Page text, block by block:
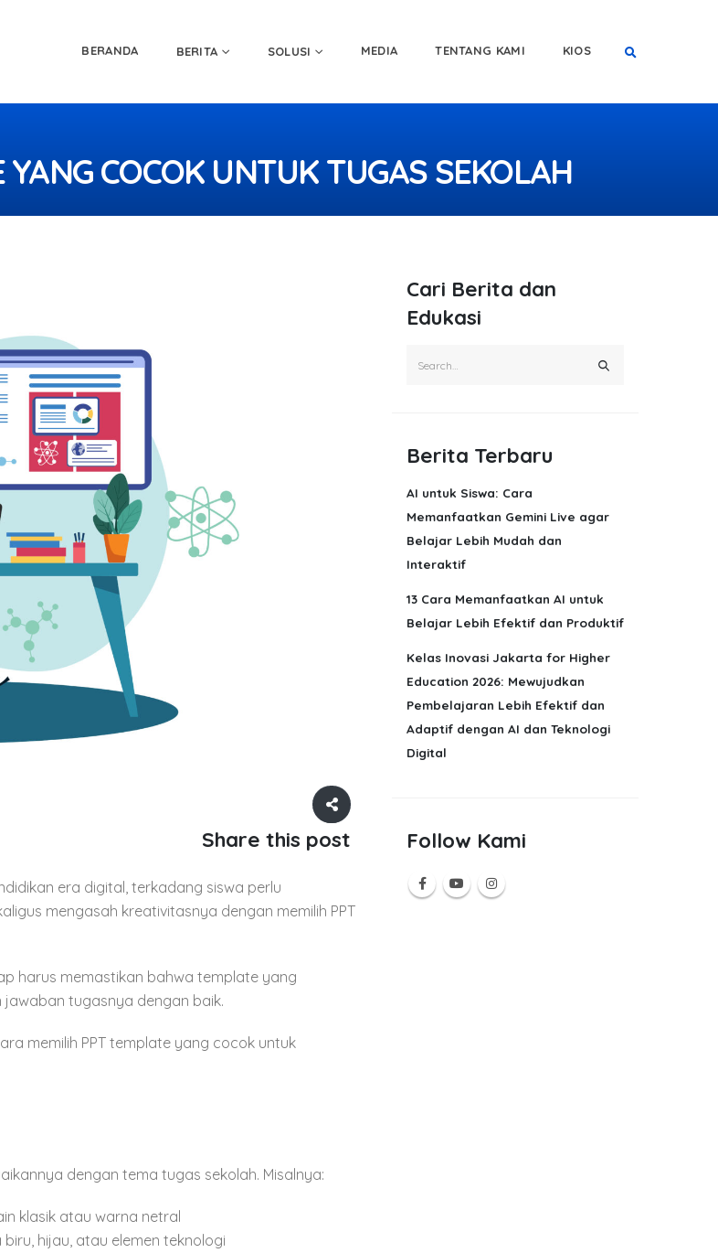
BERANDA BERITA SOLUSI MEDIA TENTANG KAMI KIOS
COCOK UNTUK TUGAS SEKOLAH
Share this post
era digital, terkadang siswa perlu
mengasah kreativitasnya dengan memilih PPT
harus memastikan bahwa template yang
tugasnya dengan baik.
memilih PPT template yang cocok untuk
dengan tema tugas sekolah. Misalnya:
klasik atau warna netral
hijau, atau elemen teknologi
Cari Berita dan
Edukasi
Berita Terbaru
AI untuk Siswa: Cara
Memanfaatkan Gemini Live agar
Belajar Lebih Mudah dan
Interaktif
13 Cara Memanfaatkan AI untuk
Belajar Lebih Efektif dan Produktif
Kelas Inovasi Jakarta for Higher
Education 2026: Mewujudkan
Pembelajaran Lebih Efektif dan
Adaptif dengan AI dan Teknologi
Digital
Follow Kami